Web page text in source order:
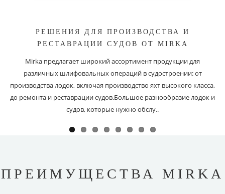
РЕШЕНИЯ ДЛЯ ПРОИЗВОДСТВА И
РЕСТАВРАЦИИ СУДОВ ОТ MIRKA
Mirka предлагает широкий ассортимент продукции для
различных шлифовальных операций в судостроении: от
производства лодок, включая производство яхт высокого класса,
до ремонта и реставрации судов.Большое разнообразие лодок и
судов, которые нужно обслу..
ПРЕИМУЩЕСТВА MIRKA